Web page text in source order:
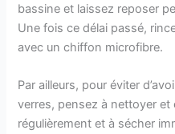
bassine et laissez reposer
Une fois ce délai passé,
avec un chiffon microfibre.
Par ailleurs, pour éviter
verres, pensez à nettoyer
régulièrement et à sécher